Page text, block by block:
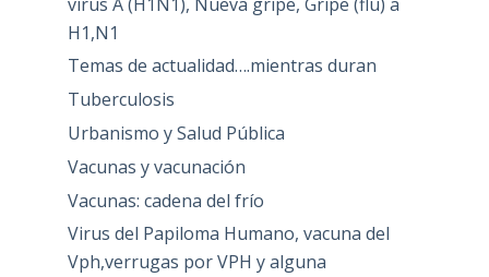
H1,N1
Temas de actualidad….mientras duran
Tuberculosis
Urbanismo y Salud Pública
Vacunas y vacunación
Vacunas: cadena del frío
Virus del Papiloma Humano, vacuna del
Vph,verrugas por VPH y alguna